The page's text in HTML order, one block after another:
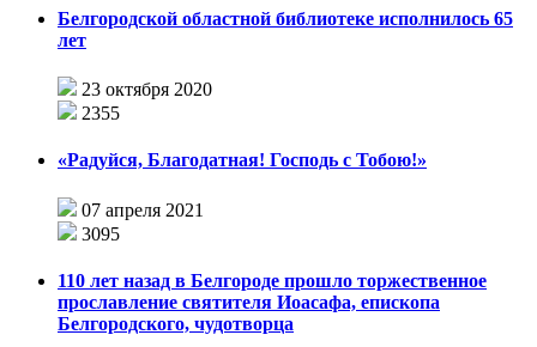
Белгородской областной библиотеке исполнилось 65
лет
23 октября 2020
2355
«Радуйся, Благодатная! Господь с Тобою!»
07 апреля 2021
3095
110 лет назад в Белгороде прошло торжественное
прославление святителя Иоасафа, епископа
Белгородского, чудотворца